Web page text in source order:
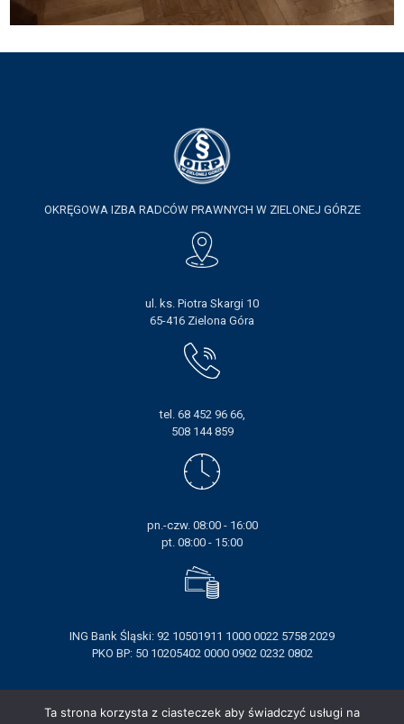
OKRĘGOWA IZBA RADCÓW PRAWNYCH W ZIELONEJ GÓRZE
ul. ks. Piotra Skargi 10
65-416 Zielona Góra
tel. 68 452 96 66,
508 144 859
pn.-czw. 08:00 - 16:00
pt. 08:00 - 15:00
ING Bank Śląski: 92 10501911 1000 0022 5758 2029
PKO BP: 50 10205402 0000 0902 0232 0802
Ta strona korzysta z ciasteczek aby świadczyć usługi na